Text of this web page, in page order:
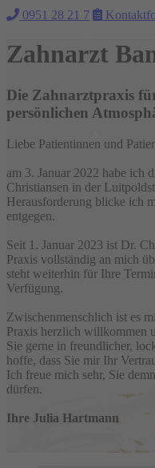
0951 28 21 7
Zahnarzt
Die Zahnarztpraxis
persönlichen
Liebe Patientinnen und
am 3. Januar 2022 habe ich
Christiansen in der
Herausforderung blicke ich
entgegen.
Seit 1. Januar 2023 ist Dr.
Praxis vollständig an mich
steht weiterhin für Ihre
Verfügung.
Zwischenmenschlich ist es
Praxis herzlich willkommen
Sie gerne in freundlicher,
hoffe, dass Sie mir Ihr
Ich freue mich sehr, Sie
dürfen.
Ihre Julia Hartmann